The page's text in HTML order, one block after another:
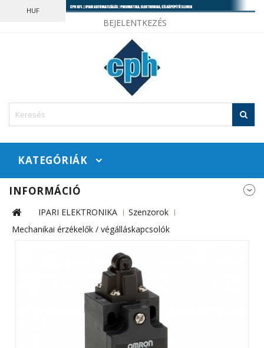
BEJELENTKEZÉS
HUF
KATEGÓRIÁK
INFORMÁCIÓ
IPARI ELEKTRONIKA
Szenzorok
Mechanikai érzékelők / végálláskapcsolók